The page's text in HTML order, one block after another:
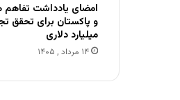
امضای یادداشت تفاهم
میلیارد دلاری
۱۴ مرداد , ۱۴۰۵